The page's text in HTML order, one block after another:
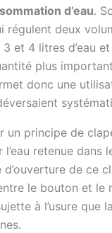
d’eau.
deux
et 4 litres d’eau
plus
donc une
principe de
retenue dans
de ce
le bouton et le
à l’usure